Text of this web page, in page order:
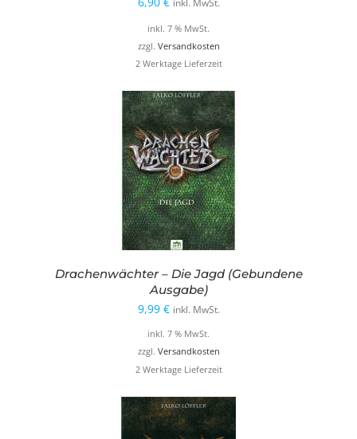
inkl. MwSt.
inkl. 7 % MwSt.
zzgl. Versandkosten
2 Werktage Lieferzeit
Drachenwächter – Die Jagd (Gebundene
Ausgabe)
9,99 € inkl. MwSt.
inkl. 7 % MwSt.
zzgl. Versandkosten
2 Werktage Lieferzeit